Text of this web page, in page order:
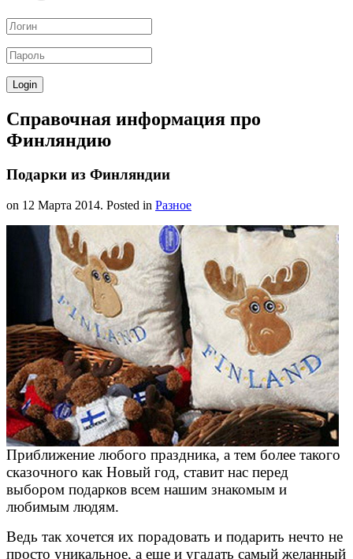
Справочная информация про
Финляндию
Подарки из Финляндии
on 12 Марта 2014. Posted in Разное
Приближение любого праздника, а тем более такого
сказочного как Новый год, ставит нас перед
выбором подарков всем нашим знакомым и
любимым людям.
Ведь так хочется их порадовать и подарить нечто не
просто уникальное, а еще и угадать самый желанный